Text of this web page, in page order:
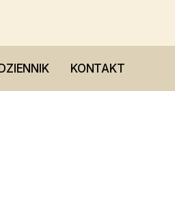
DZIENNIK KONTAKT